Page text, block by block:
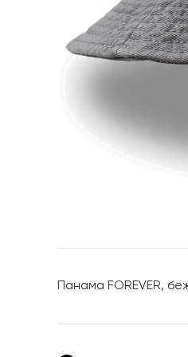
Панама FOREVER,